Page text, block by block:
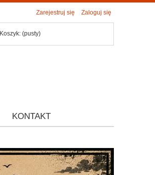
Zarejestruj się Zaloguj się
Koszyk: (pusty)
KONTAKT